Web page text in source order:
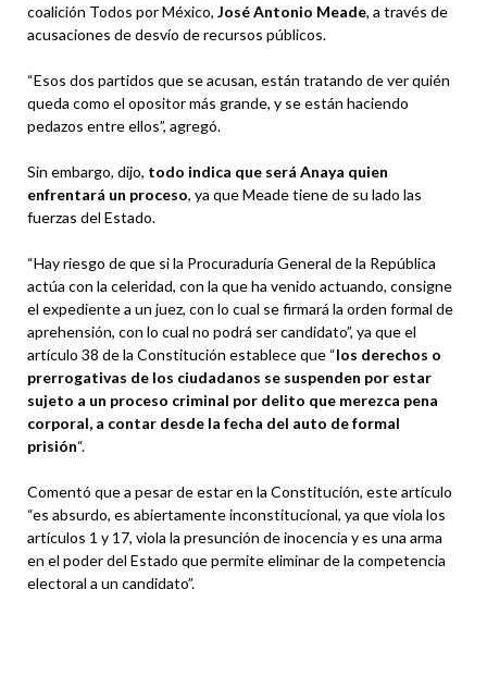
coalición Todos por México, José Antonio Meade, a través de
acusaciones de desvío de recursos públicos.
“Esos dos partidos que se acusan, están tratando de ver quién
queda como el opositor más grande, y se están haciendo
pedazos entre ellos”, agregó.
Sin embargo, dijo, todo indica que será Anaya quien
enfrentará un proceso, ya que Meade tiene de su lado las
fuerzas del Estado.
“Hay riesgo de que si la Procuraduría General de la República
actúa con la celeridad, con la que ha venido actuando, consigne
el expediente a un juez, con lo cual se firmará la orden formal de
aprehensión, con lo cual no podrá ser candidato”, ya que el
artículo 38 de la Constitución establece que “los derechos o
prerrogativas de los ciudadanos se suspenden por estar
sujeto a un proceso criminal por delito que merezca pena
corporal, a contar desde la fecha del auto de formal
prisión“.
Comentó que a pesar de estar en la Constitución, este artículo
“es absurdo, es abiertamente inconstitucional, ya que viola los
artículos 1 y 17, viola la presunción de inocencia y es una arma
en el poder del Estado que permite eliminar de la competencia
electoral a un candidato”.